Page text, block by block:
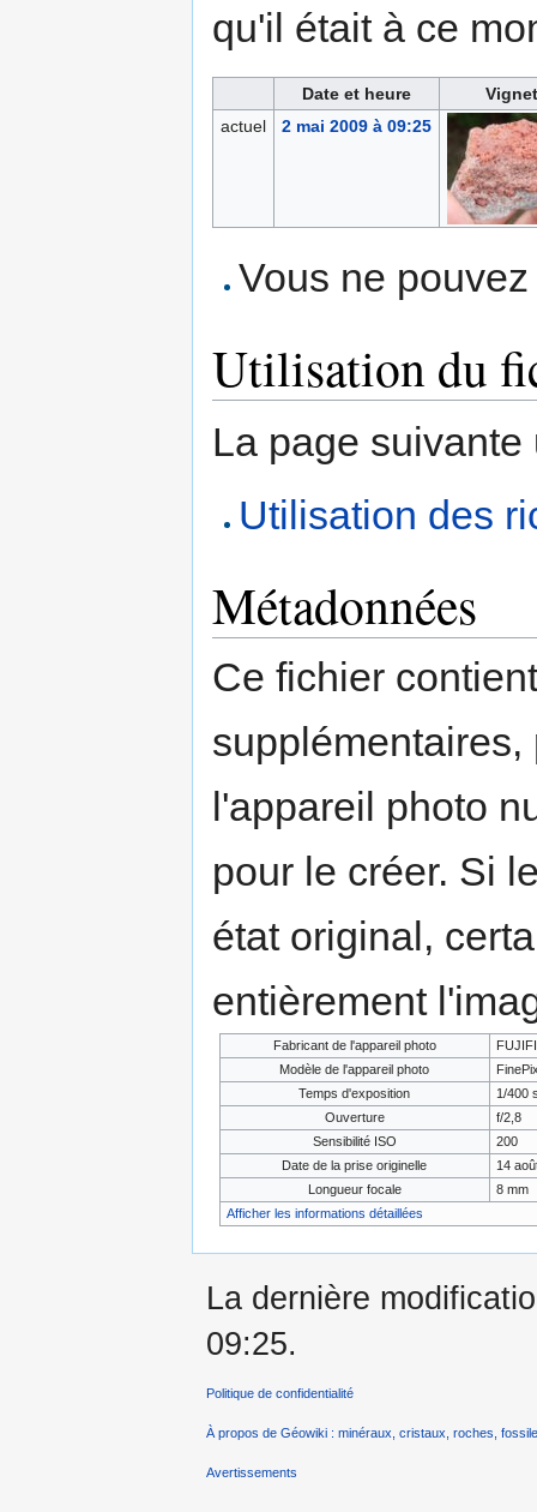
qu'il était à ce
Date et heure
actuel
2 mai 2009 à 09:25
Vous ne
Utilisation du
La page
Utilisation des
Métadonnées
Ce fichier
l'appareil photo
pour le créer. Si
état original,
entièrement
Fabricant de l'appareil photo
Modèle de l'appareil photo
Temps d'exposition
1/400
Ouverture
f/2,8
Sensibilité ISO
200
Date de la prise originelle
14
Longueur focale
8 mm
Afficher les informations détaillées
La dernière
09:25.
Politique de confidentialité
À propos de Géowiki : minéraux, cristaux, roches,
Avertissements